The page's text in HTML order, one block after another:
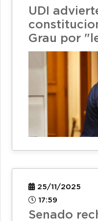
UDI
Grau por
25/11/2025
17:59
Senado